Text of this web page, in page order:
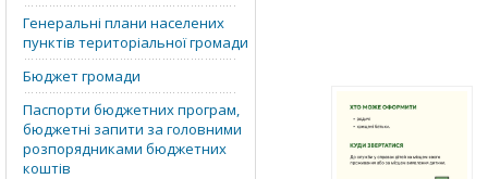
Генеральні плани населених
пунктів територіальної громади
Бюджет громади
Паспорти бюджетних програм,
бюджетні запити за головними
розпорядниками бюджетних
коштів